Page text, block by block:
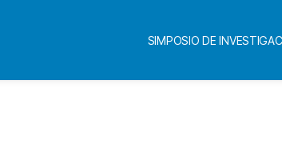
SIMPOSIO DE